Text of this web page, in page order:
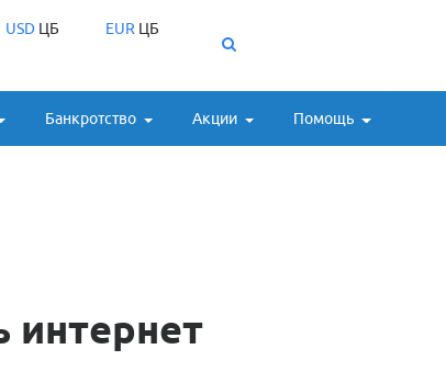
USDЦБ EUR ЦБ
Банкротство Акции Помощь
интернет